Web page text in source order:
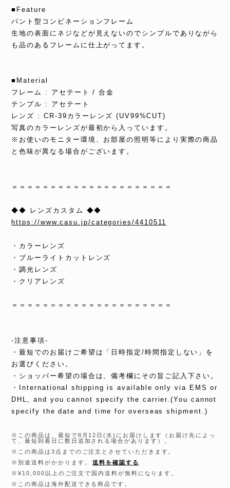
■Feature
パント型コンビネーションフレーム
生地の表面にネジなどが見えないのでシンプルでありながら
も品のあるフレームに仕上がってます。
■Material
フレーム : アセテート / 合金
テンプル : アセテート
レンズ : CR-39カラーレンズ (UV99%CUT)
写真のカラーレンズが最初から入っています。
※お使いのモニター環境、お部屋の照明等により実際の商品
と色味が異なる場合がございます。
＝＝＝＝＝＝＝＝＝＝＝＝＝＝＝＝＝＝＝＝＝
◆◆ レンズカスタム ◆◆
https://www.casu.jp/categories/4410511
・カラーレンズ
・ブルーライトカットレンズ
・調光レンズ
・クリアレンズ
＝＝＝＝＝＝＝＝＝＝＝＝＝＝＝＝＝＝＝＝＝
-注意事項-
・最短でのお届けご希望は「日時指定/時間指定しない」を
お選びください。
・ショッパー希望の場合は、備考欄にその旨ご記入下さい。
・International shipping is available only via EMS or
DHL, and you cannot specify the carrier.(You cannot
specify the date and time for overseas shipment.)
※この商品は、最短で8月12日(水)にお届けします（お届け先によっ
て、最短到着日に数日追加される場合があります）。
※この商品は3点までのご注文とさせていただきます。
※別途送料がかかります。
送料を確認する
※¥10,000以上のご注文で国内送料が無料になります。
※この商品は海外配送できる商品です。